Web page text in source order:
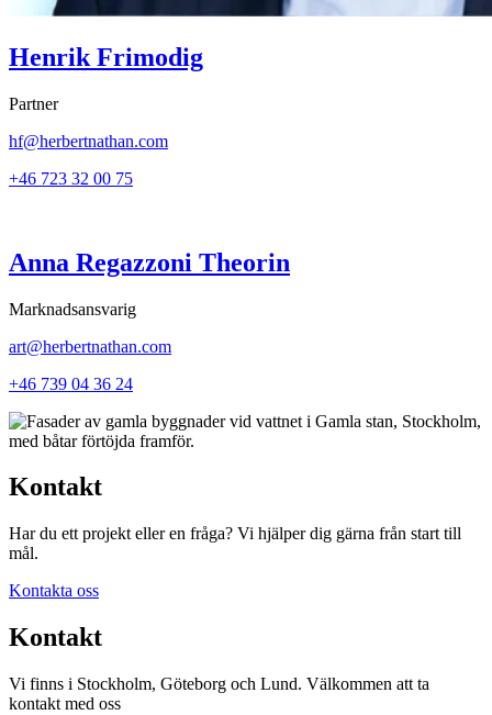
Henrik Frimodig
Partner
hf@herbertnathan.com
+46 723 32 00 75
Anna Regazzoni Theorin
Marknadsansvarig
art@herbertnathan.com
+46 739 04 36 24
Kontakt
Har du ett projekt eller en fråga? Vi hjälper dig gärna från start till
mål.
Kontakta oss
Kontakt
Vi finns i Stockholm, Göteborg och Lund. Välkommen att ta
kontakt med oss